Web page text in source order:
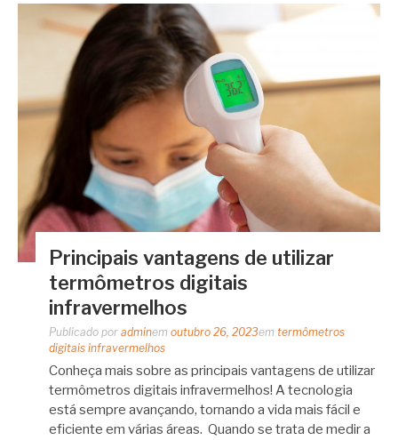
Principais vantagens de utilizar
termômetros digitais
infravermelhos
Publicado por adminem outubro 26, 2023em termômetros
digitais infravermelhos
Conheça mais sobre as principais vantagens de utilizar
termômetros digitais infravermelhos! A tecnologia
está sempre avançando, tornando a vida mais fácil e
eficiente em várias áreas. Quando se trata de medir a